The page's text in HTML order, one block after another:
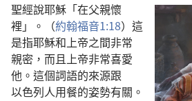
聖經說耶穌 「在父親懷
裡 」。（約翰福音1:18） 這
是指耶穌和上帝之間非常
親密 ， 而且上帝非常喜愛
他 。 這個詞語的來源跟
以色列人用餐的姿勢有關 。